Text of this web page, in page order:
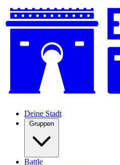
Deine Stadt
Gruppen
Battle